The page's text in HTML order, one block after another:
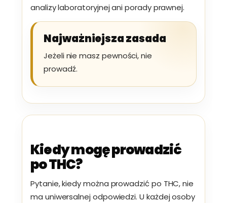
analizy laboratoryjnej ani porady prawnej.
Najważniejsza zasada
Jeżeli nie masz pewności, nie
prowadź.
Kiedy mogę prowadzić
po THC?
Pytanie, kiedy można prowadzić po THC, nie
ma uniwersalnej odpowiedzi. U każdej osoby